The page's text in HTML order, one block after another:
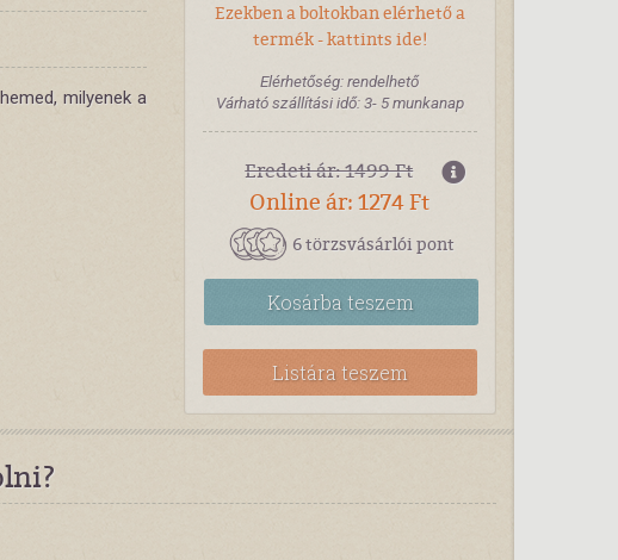
milyenek a
Ezekben a boltokban elérhető a
termék - kattints ide!
Elérhetőség: rendelhető
Várható szállítási idő: 3- 5 munkanap
Eredeti ár: 1499 Ft
Online ár: 1274 Ft
6 törzsvásárlói pont
Kosárbateszem
Listára teszem